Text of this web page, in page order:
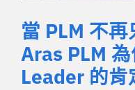
當 PLM 不
Aras PLM
Leader 的肯